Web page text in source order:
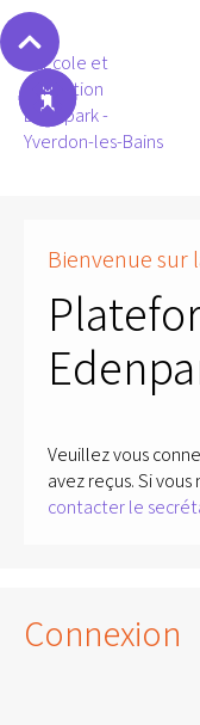
Bienvenue sur
Veuillez vous
avez reçus. Si
contacter le
Connexion